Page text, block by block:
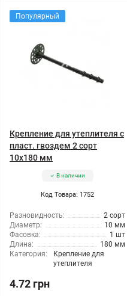
Популярный
Крепление для утеплителя с
пласт. гвоздем 2 сорт
10x180 мм
В наличии
Код Товара: 1752
Разновидность:
2 сорт
Диаметр:
10 мм
Фасовка:
1 шт
Длина:
180 мм
Категория:
Крепление для
утеплителя
4.72 грн